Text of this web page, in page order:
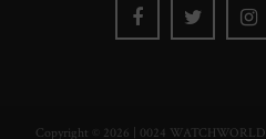
Copyright © 2026 | 0024 WATCHWORLD |